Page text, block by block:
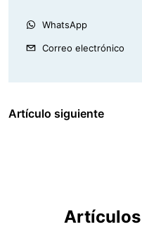
WhatsApp
Correo electrónico
Artículo siguiente